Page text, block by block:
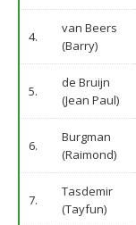
4.
van Beers
(Barry)
5.
de Bruijn
(Jean Paul)
6.
Burgman
(Raimond)
7.
Tasdemir
(Tayfun)